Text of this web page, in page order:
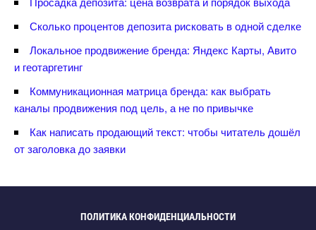
Сколько процентов депозита рисковать в одной сделке
Локальное продвижение бренда: Яндекс Карты, Авито
и геотаргетин
Коммуникационная матрица бренда: как выбрать
каналы продвижения под цель, а не по привычке
Как написать продающий текст: чтобы читатель дошёл
от заголовка до заявки
ПОЛИТИКА КОНФИДЕНЦИАЛЬНОСТИ